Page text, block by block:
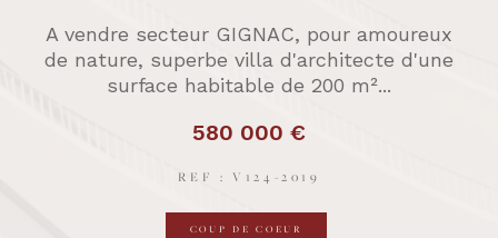
EXCLUSIVITÉ À VENDRE - Secteur GIGNAC
- superbe maison de caractère d'environ
270m² habitables + 85m² de greniers...